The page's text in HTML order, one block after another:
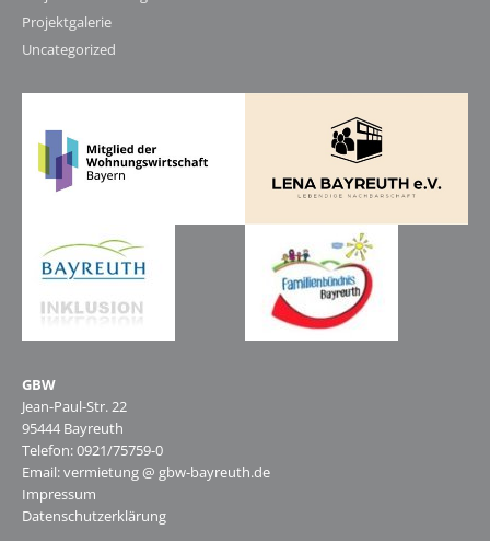
Projektgalerie
Uncategorized
GBW
Jean-Paul-Str. 22
95444 Bayreuth
Telefon: 0921/75759-0
Email: vermietung @ gbw-bayreuth.de
Impressum
Datenschutzerklärung